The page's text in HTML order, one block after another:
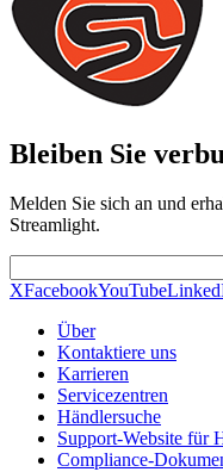
Bleiben Sie
Melden Sie sich an und
Streamlight.
XFacebookYouTube
Über
Kontaktiere uns
Karrieren
Servicezentren
Händlersuche
Support-Website für
Compliance-